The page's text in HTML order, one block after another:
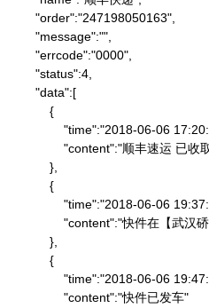
        "order":"247198050163",
        "message":"",
        "errcode":"0000",
        "status":4,
        "data":[
            {
"time":"2018-06-06
"content":"顺丰速运 已
            },
            {
"time":"2018-06-06
"content":"快件在
            },
            {
"time":"2018-06-06
                "content":"快件已发车"